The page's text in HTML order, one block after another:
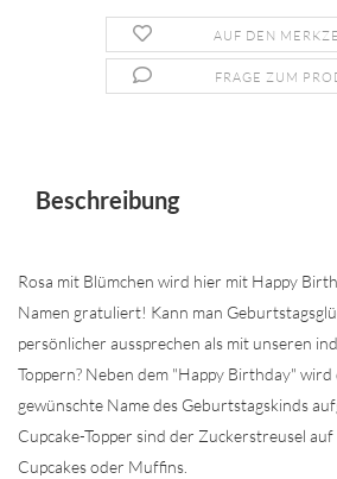
AUF DEN
FRAGE ZUM
Beschreibung
Rosa mit Blümchen wird hier mit Happy
Namen gratuliert! Kann man
persönlicher aussprechen als mit unseren
Toppern? Neben dem "Happy Birthday"
gewünschte Name des Geburtstagskinds
Cupcake-Topper sind der Zuckerstreusel
Cupcakes oder Muffins.